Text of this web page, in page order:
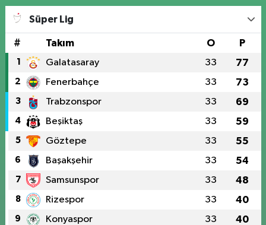
Süper Lig
# Takım O P
1 Galatasaray 33 77
2 Fenerbahçe 33 73
3 Trabzonspor 33 69
4 Beşiktaş 33 59
5 Göztepe 33 55
6 Başakşehir 33 54
7 Samsunspor 33 48
8 Rizespor 33 40
9 Konyaspor 33 40